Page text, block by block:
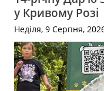
у Кривому Розі
Неділя, 9 Серпня,